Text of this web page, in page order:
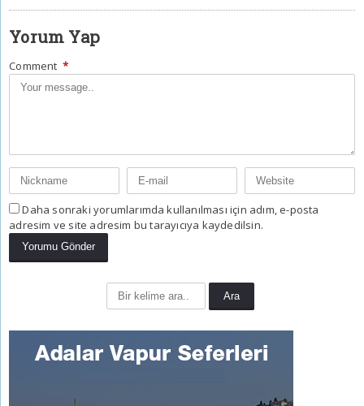
Yorum Yap
Comment *
Daha sonraki yorumlarımda kullanılması için adım, e-posta
adresim ve site adresim bu tarayıcıya kaydedilsin.